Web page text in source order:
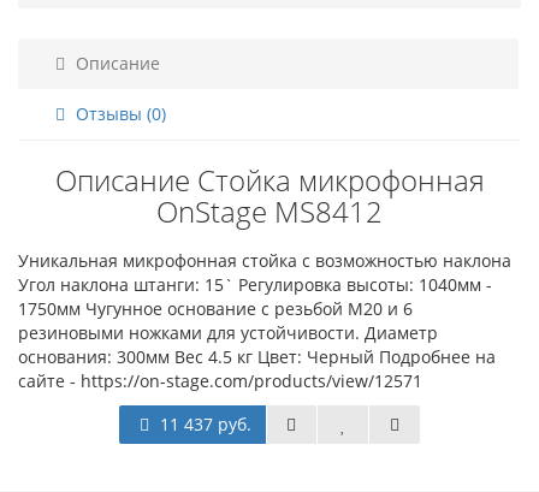
Описание
Отзывы (0)
Описание Стойка микрофонная
OnStage MS8412
Уникальная микрофонная стойка с возможностью наклона
Угол наклона штанги: 15` Регулировка высоты: 1040мм -
1750мм Чугунное основание с резьбой М20 и 6
резиновыми ножками для устойчивости. Диаметр
основания: 300мм Вес 4.5 кг Цвет: Черный Подробнее на
сайте - https://on-stage.com/products/view/12571
11 437 руб.